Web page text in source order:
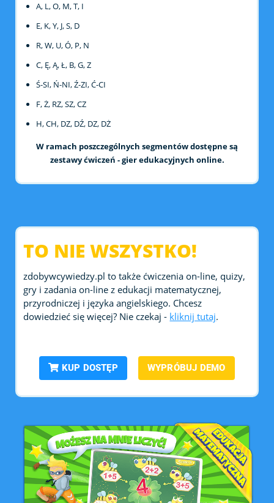
A, L, O, M, T, I
E, K, Y, J, S, D
R, W, U, Ó, P, N
C, Ę, Ą, Ł, B, G, Z
Ś-SI, Ń-NI, Ź-ZI, Ć-CI
F, Ż, RZ, SZ, CZ
H, CH, DZ, DŹ, DZ, DŻ
W ramach poszczególnych segmentów dostępne są
zestawy ćwiczeń - gier edukacyjnych online.
TO NIE WSZYSTKO!
zdobywcywiedzy.pl to także ćwiczenia on-line, quizy,
gry i zadania on-line z edukacji matematycznej,
przyrodniczej i języka angielskiego. Chcesz
dowiedzieć się więcej? Nie czekaj - kliknij tutaj.
KUP DOSTĘP WYPRÓBUJ DEMO